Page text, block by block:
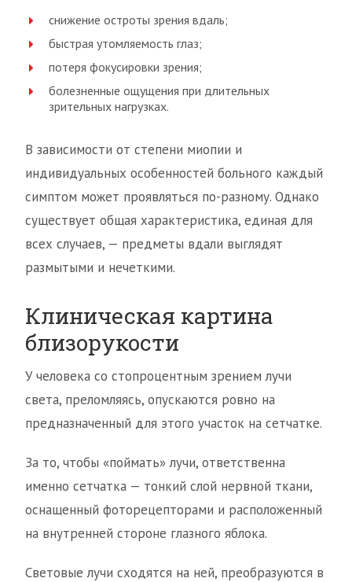
снижение остроты зрения вдаль;
быстрая утомляемость глаз;
потеря фокусировки зрения;
болезненные ощущения при длительных
зрительных нагрузках.
В зависимости от степени миопии и
индивидуальных особенностей больного каждый
симптом может проявляться по-разному. Однако
существует общая характеристика, единая для
всех случаев, — предметы вдали выглядят
размытыми и нечеткими.
Клиническая картина
близорукости
У человека со стопроцентным зрением лучи
света, преломляясь, опускаются ровно на
предназначенный для этого участок на сетчатке.
За то, чтобы «поймать» лучи, ответственна
именно сетчатка — тонкий слой нервной ткани,
оснащенный фоторецепторами и расположенный
на внутренней стороне глазного яблока.
Световые лучи сходятся на ней, преобразуются в